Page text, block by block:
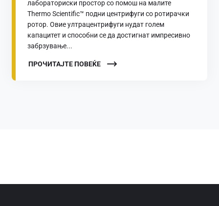
лабораториски простор со помош на малите
Thermo Scientific™ подни центрифуги со ротирачки
ротор. Овие ултрацентрифуги нудат голем
капацитет и способни се да достигнат импресивно
забрзување...
ПРОЧИТАЈТЕ ПОВЕЌЕ